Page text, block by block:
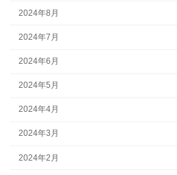
2024年8月
2024年7月
2024年6月
2024年5月
2024年4月
2024年3月
2024年2月